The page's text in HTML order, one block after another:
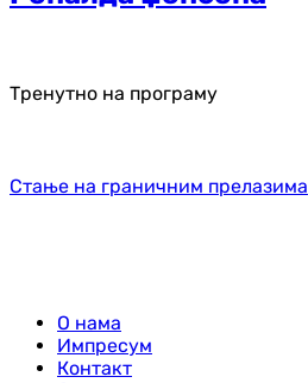
Тренутно на програму
Стање на граничним прелазима
О нама
Импресум
Контакт